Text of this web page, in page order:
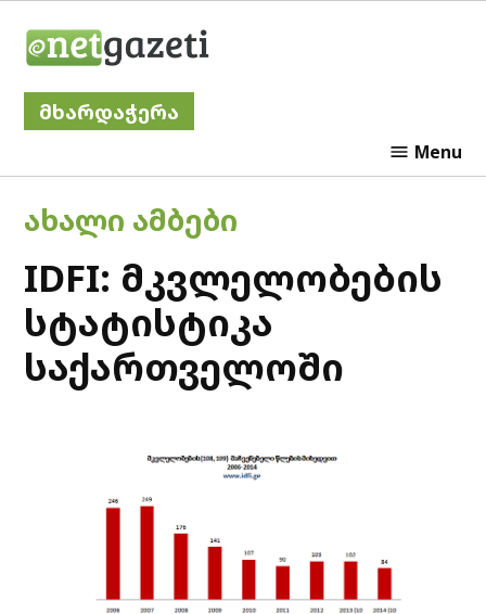
მხარდაჭერა
Menu
POSTED
ᲐᲮᲐᲚᲘ ᲐᲛᲑᲔᲑᲘ
IDFI: მკვლელობების
სტატისტიკა
საქართველოში